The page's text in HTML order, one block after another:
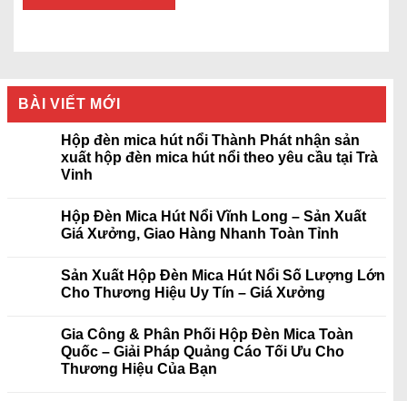
BÀI VIẾT MỚI
Hộp đèn mica hút nổi Thành Phát nhận sản
xuất hộp đèn mica hút nổi theo yêu cầu tại Trà
Vinh
Hộp Đèn Mica Hút Nổi Vĩnh Long – Sản Xuất
Giá Xưởng, Giao Hàng Nhanh Toàn Tỉnh
Sản Xuất Hộp Đèn Mica Hút Nổi Số Lượng Lớn
Cho Thương Hiệu Uy Tín – Giá Xưởng
Gia Công & Phân Phối Hộp Đèn Mica Toàn
Quốc – Giải Pháp Quảng Cáo Tối Ưu Cho
Thương Hiệu Của Bạn